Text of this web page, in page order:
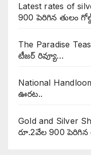
Latest rates of
900 పెరిగిన తులం
The Paradise
టీజర్ రివ్యూ…
National
ఊరట..
Gold and Silver
రూ.2వేల 900 పెరిగిన